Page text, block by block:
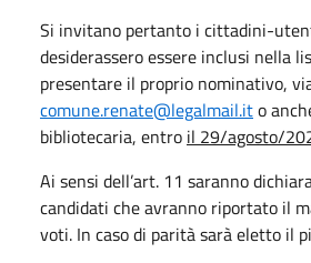
Si invitano pertanto i cittadini-
desiderassero essere inclusi nella
presentare il proprio nominativo,
comune.renate@legalmail.ito
bibliotecaria, entro il 29/agosto/
Ai sensi dell’art. 11 saranno
candidati che avranno riportato il
voti. In caso di parità sarà eletto il